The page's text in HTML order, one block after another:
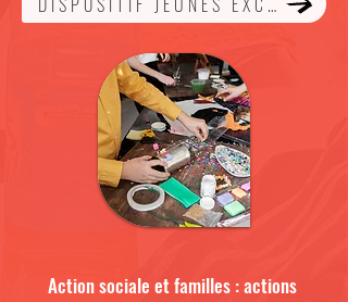
Action sociale et familles : actions